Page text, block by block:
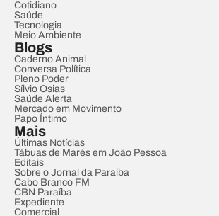
Cotidiano
Saúde
Tecnologia
Meio Ambiente
Blogs
Caderno Animal
Conversa Política
Pleno Poder
Sílvio Osias
Saúde Alerta
Mercado em Movimento
Papo Íntimo
Mais
Últimas Notícias
Tábuas de Marés em João Pessoa
Editais
Sobre o Jornal da Paraíba
Cabo Branco FM
CBN Paraíba
Expediente
Comercial